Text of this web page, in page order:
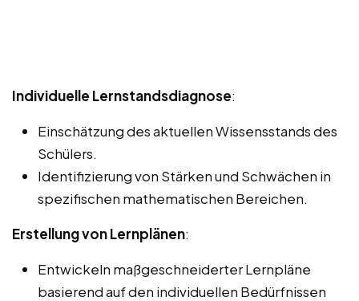
Individuelle Lernstandsdiagnose:
Einschätzung des aktuellen Wissensstands des
Schülers.
Identifizierung von Stärken und Schwächen in
spezifischen mathematischen Bereichen.
Erstellung von Lernplänen:
Entwickeln maßgeschneiderter Lernpläne
basierend auf den individuellen Bedürfnissen